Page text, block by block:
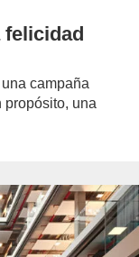
felicidad
campaña
una